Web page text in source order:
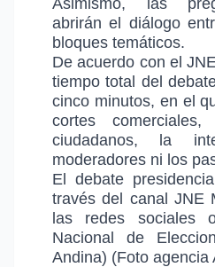
abrirán el diálogo
bloques temáticos.
De acuerdo con el
tiempo total del
cinco minutos, en el
cortes
ciudadanos, la
moderadores ni los
El debate
través del canal JNE
las redes sociales
Nacional de
Andina) (Foto agencia